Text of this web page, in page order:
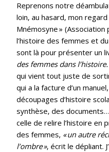
Reprenons notre
loin, au hasard, mon
Mnémosyne »
l’histoire des femmes et
sont là pour présenter un
des femmes dans
qui vient tout juste de
qui a la facture d’un
découpages d’histoire
synthèse, des
celle de relire l’histoire en
des femmes, « un autre
l’ombre », écrit le dépliant.